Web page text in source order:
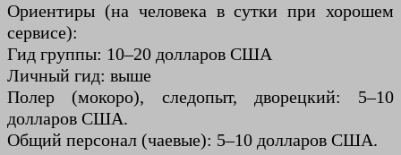
Ориентиры (на человека в сутки при хорошем
сервисе):
Гид группы: 10–20 долларов США
Личный гид: выше
Полер (мокоро), следопыт, дворецкий: 5–10
долларов США.
Общий персонал (чаевые): 5–10 долларов США.